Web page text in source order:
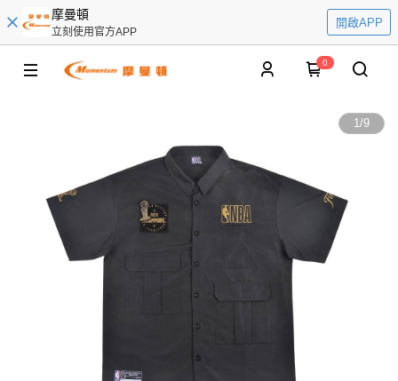
摩曼頓
立刻使用官方APP
開啟APP
0
1/9